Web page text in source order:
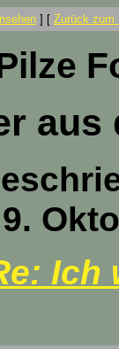
] [ Zurück zum
Ich